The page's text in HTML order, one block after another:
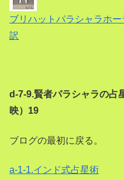
ブリハットパラシャラ
訳
d-7-9.賢者パラシャラの占
映）19
ブログの最初に戻る。
a-1-1.インド式占星術